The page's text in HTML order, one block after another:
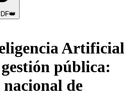
👑
Artificial
pública:
de